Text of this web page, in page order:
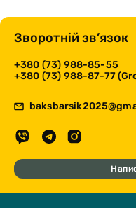
Зворотній зв’язок
+380 (73) 988-85-55
+380 (73) 988-87-77